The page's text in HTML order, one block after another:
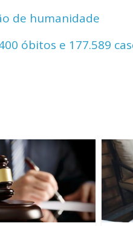
de humanidade
óbitos e 177.589